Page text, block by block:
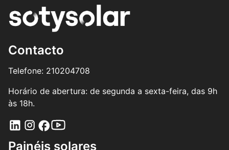
Contacto
Telefone: 210204708
Horário de abertura: de segunda a sexta-feira, das 9h
às 18h.
Painéis solares